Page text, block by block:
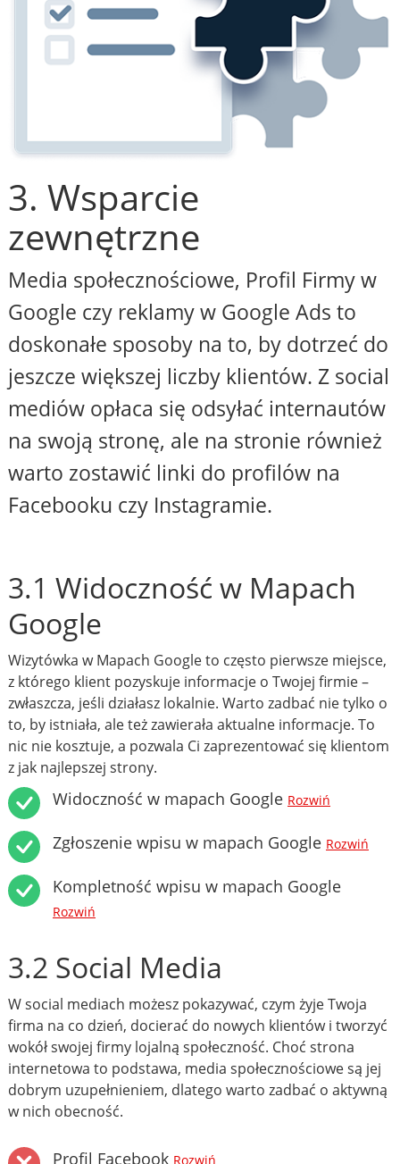
3. Wsparcie
zewnętrzne
Media społecznościowe, Profil Firmy w
Google czy reklamy w Google Ads to
doskonałe sposoby na to, by dotrzeć do
jeszcze większej liczby klientów. Z social
mediów opłaca się odsyłać internautów
na swoją stronę, ale na stronie również
warto zostawić linki do profilów na
Facebooku czy Instagramie.
3.1 Widoczność w Mapach
Google
Wizytówka w Mapach Google to często pierwsze miejsce,
z którego klient pozyskuje informacje o Twojej firmie –
zwłaszcza, jeśli działasz lokalnie. Warto zadbać nie tylko o
to, by istniała, ale też zawierała aktualne informacje. To
nic nie kosztuje, a pozwala Ci zaprezentować się klientom
z jak najlepszej strony.
Widoczność w mapach Google Rozwiń
Zgłoszenie wpisu w mapach Google Rozwiń
Kompletność wpisu w mapach Google
Rozwiń
3.2 Social Media
W social mediach możesz pokazywać, czym żyje Twoja
firma na co dzień, docierać do nowych klientów i tworzyć
wokół swojej firmy lojalną społeczność. Choć strona
internetowa to podstawa, media społecznościowe są jej
dobrym uzupełnieniem, dlatego warto zadbać o aktywną
w nich obecność.
Profil Facebook